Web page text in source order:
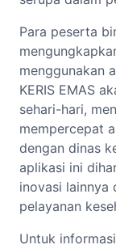
Para peserta
menggunakan
KERIS EMAS
sehari-hari,
mempercepat
dengan dinas
aplikasi ini
inovasi lainnya
pelayanan
Untuk